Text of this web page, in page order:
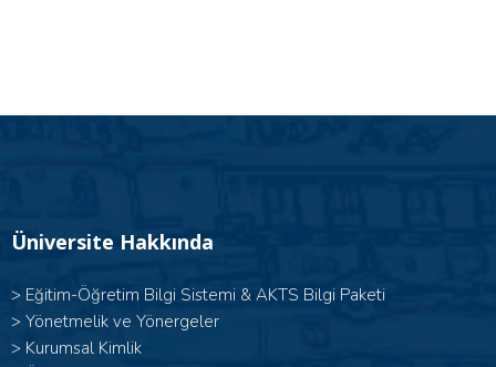
Üniversite Hakkında
> Eğitim-Öğretim Bilgi Sistemi & AKTS Bilgi Paketi
> Yönetmelik ve Yönergeler
> Kurumsal Kimlik